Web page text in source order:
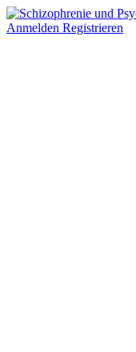
Anmelden Registrieren